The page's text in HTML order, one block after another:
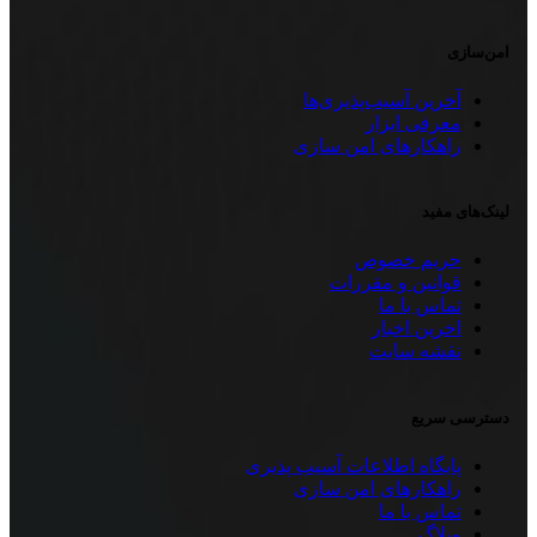
امن‌سازی
آخرین آسیب‌پذیری‌ها
معرفی ابزار
راهکار‌های امن سازی
لینک‌های مفید
حریم خصوص
قوانین و مقررات
تماس با ما
اخرین اخبار
نقشه سایت
دسترسی سریع
پایگاه اطلاعات آسیب پذیری
راهکار‌های امن سازی
تماس با ما